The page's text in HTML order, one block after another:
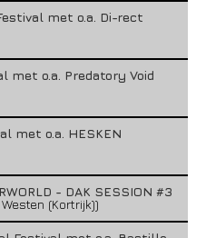
met o.a. Di-rect
met o.a. Predatory Void
met o.a. HESKEN
- DAK SESSION #3
(Kortrijk))